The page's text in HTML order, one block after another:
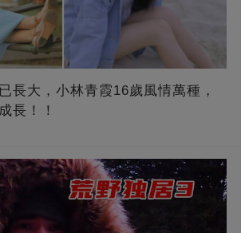
長大，小林青霞16歲風情萬種，
長！！